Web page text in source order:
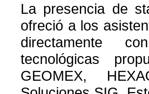
La presencia de
ofreció a los
directamente
tecnológicas
GEOMEX,